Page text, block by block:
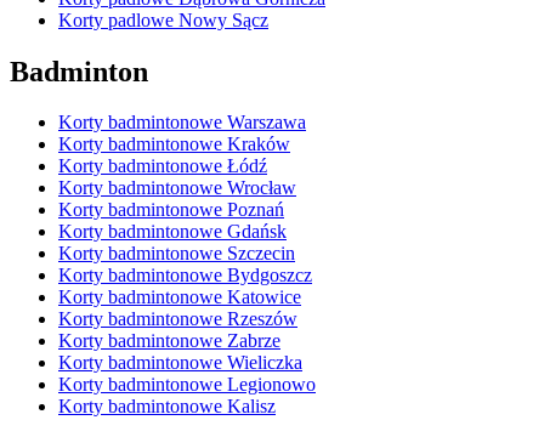
Korty padlowe Nowy Sącz
Badminton
Korty badmintonowe Warszawa
Korty badmintonowe Kraków
Korty badmintonowe Łódź
Korty badmintonowe Wrocław
Korty badmintonowe Poznań
Korty badmintonowe Gdańsk
Korty badmintonowe Szczecin
Korty badmintonowe Bydgoszcz
Korty badmintonowe Katowice
Korty badmintonowe Rzeszów
Korty badmintonowe Zabrze
Korty badmintonowe Wieliczka
Korty badmintonowe Legionowo
Korty badmintonowe Kalisz